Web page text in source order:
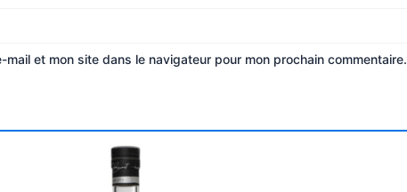
mail et mon site dans le navigateur pour mon prochain commentaire.